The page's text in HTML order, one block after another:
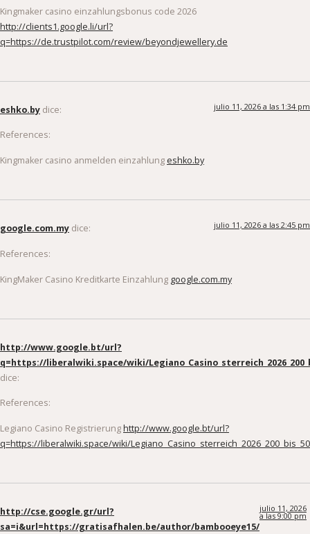
Kingmaker casino einzahlungsbonus code 2026
http://clients1.google.li/url?
q=https://de.trustpilot.com/review/beyondjewellery.de
eshko.by dice: julio 11, 2026 a las 1:34 pm
References:
Kingmaker casino anmelden einzahlung eshko.by
google.com.my dice: julio 11, 2026 a las 2:45 pm
References:
KingMaker Casino Kreditkarte Einzahlung google.com.my
http://www.google.bt/url?
q=https://liberalwiki.space/wiki/
dice:
References:
Legiano Casino Registrierunghttp://www.google.bt/url?
q=https://liberalwiki.space/wiki/
http://cse.google.gr/url?
sa=i&url=https://gratisafhalen.be/author/bambooeye15/
julio 11, 2026
a las 9:00 pm